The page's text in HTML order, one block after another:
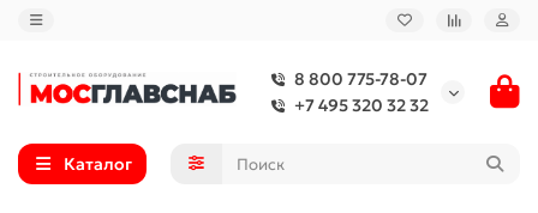
8 800 775-78-07
+7 495 320 32 32
Каталог